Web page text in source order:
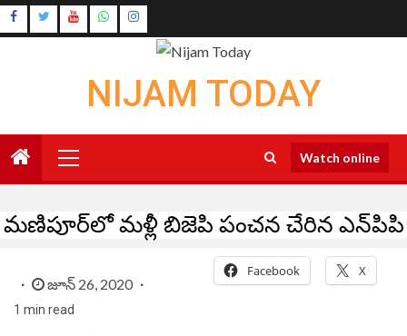
Skip
to
Instagram
NIJAM TODAY
Menu
Watch online
మణిపూర్‌లో మళ్లీ బిజెపి పంచన చేరిన ఎన్‌పిపి
జూన్ 26, 2020
1 min read
Facebook X